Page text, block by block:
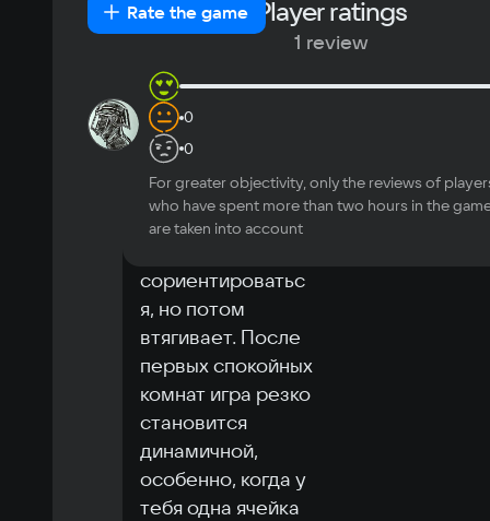
4 GB
Recommended
OS
Windows 10
Processor
Quad Core 8 Threads 3,50 GHz
Memory
8GB VRAM / DirectX 12 support
Space
Japanese
Turkish
helpfulNewPositiveNeutralNegative
Rate the game
nodthix
Интересная идея
с автоматической
сменой
персонажа.
сориентироватьс
я, но потом
втягивает. После
первых спокойных
комнат игра резко
становится
динамичной,
особенно, когда у
тебя одна ячейка
Player ratings
1 review
0
0
For greater objectivity, only the reviews of
who have spent more than two hours in the
are taken into account